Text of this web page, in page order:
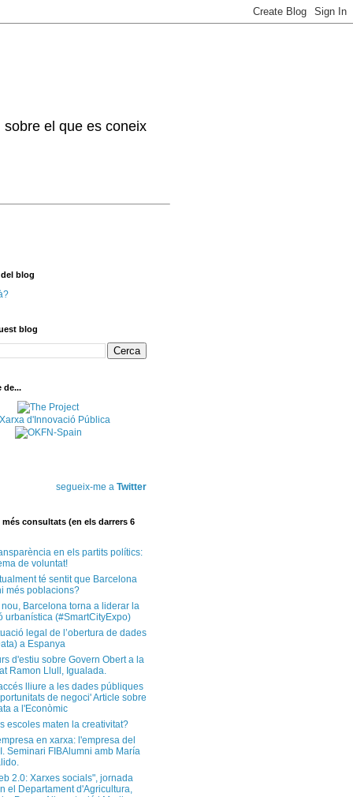
el que es coneix
blog
blog
de...
segueix-me a Twitter
més consultats (en els darrers 6
en els partits polítics:
de voluntat!
té sentit que Barcelona
més poblacions?
Barcelona torna a liderar la
urbanística (#SmartCityExpo)
legal de l’obertura de dades
a Espanya
d'estiu sobre Govern Obert a la
Ramon Llull, Igualada.
lliure a les dades públiques
de negoci' Article sobre
a l'Econòmic
escoles maten la creativitat?
en xarxa: l'empresa del
Seminari FIBAlumni amb María
2.0: Xarxes socials", jornada
el Departament d'Agricultura,